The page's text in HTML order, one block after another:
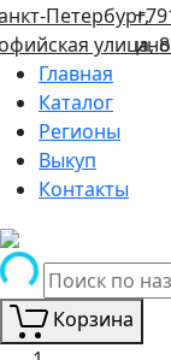
Петербург,
улица,
Главная
Каталог
Регионы
Выкуп
Контакты
Корзина